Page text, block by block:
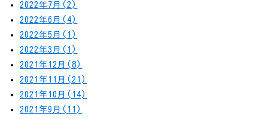
2022年7月(2)
2022年6月(4)
2022年5月(1)
2022年3月(1)
2021年12月(8)
2021年11月(21)
2021年10月(14)
2021年9月(11)